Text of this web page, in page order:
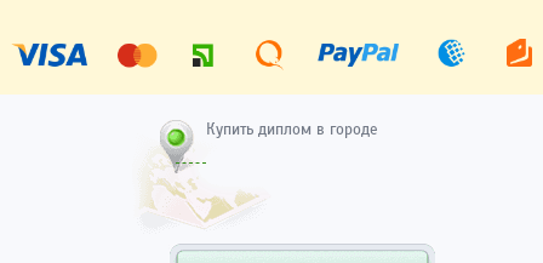
Купить диплом в городе